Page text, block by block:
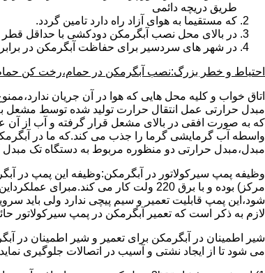
طریق دریچه دائمی
که مستقیما به هوای آزاد راه دارد تامین گردد.
در بالای محل نصب آبگرمکن دودکشی با حداقل قطر 150 میلیمتر تعبیه شده باشد.
در شهر های سردسیر برای حفاظت آبگرمکن در
احتیاط و خطر بزرگ:نصب آبگرمکن در حمام،رخت کن
اتاق خواب و کلیه محل هایی که هوا در آن جریان
مبدل حرارتی عمل انتقال حرارت تولید شده توسط
که به صورت افقی در بالای مشعل قرار گرفته و آب از
واسطه آب گرمایشی گرما را جذب می کند.که ما در
مبدل،مبدل حرارتی دو منظوره مربوط به دستگاه تک
وظیفه پمپ سیرکولاتور در آبگرمکن:وظیفه این پمپ در
مرکز) بوده و با برق 220 ولت کار
شود،این پمپ قابلیت تعمیر و سیم پیچی ندارد ولی باید
لازم به ذکر است که تعمیر آبگرمکن در پمپ سیرکولاتور
شیر اطمینان در آبگرمکن برای تعمیر و شیر اطمینان در
می شود تا از ایجاد نشتی و آسیب در اتصالات جلوگیری